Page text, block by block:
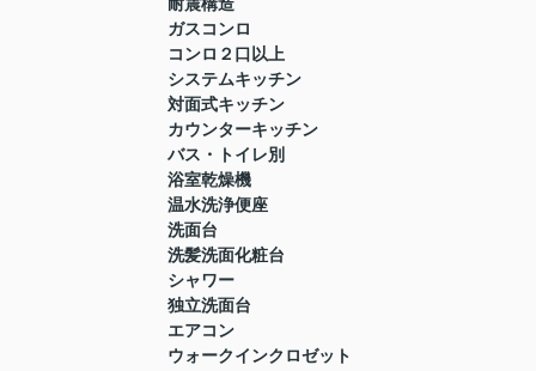
耐震構造
ガスコンロ
コンロ２口以上
システムキッチン
対面式キッチン
カウンターキッチン
バス・トイレ別
浴室乾燥機
温水洗浄便座
洗面台
洗髪洗面化粧台
シャワー
独立洗面台
エアコン
ウォークインクロゼット